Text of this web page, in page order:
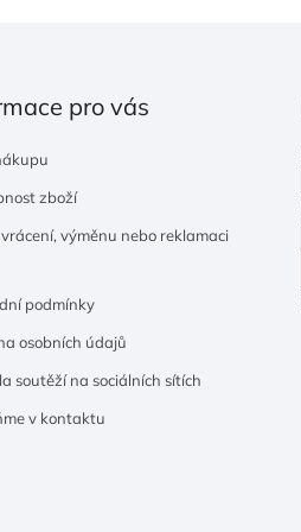
pro vás
zboží
vrácení, výměnu nebo reklamaci
podmínky
osobních údajů
soutěží na sociálních sítích
v kontaktu